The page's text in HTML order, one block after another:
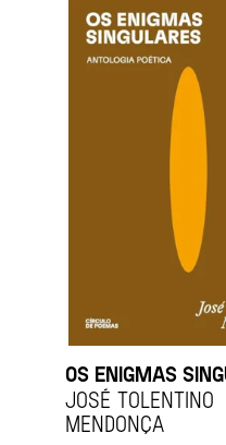
OS ENIGMAS
JOSÉ TOLENTINO
MENDONÇA